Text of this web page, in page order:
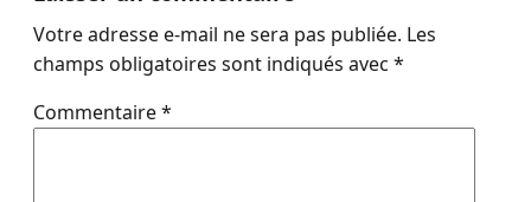
Votre adresse e-mail ne sera pas publiée. Les
champs obligatoires sont indiqués avec *
Commentaire*